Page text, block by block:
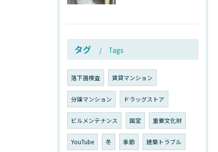
タグ Tags
落下菌検査 賃貸マンション
分譲マンション ドラッグストア
ビルメンテナンス 国宝 重要文化財
YouTube 冬 季節 建築トラブル